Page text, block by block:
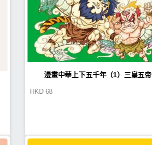
漫畫中華上下五千年（1）三皇五帝
HKD 68